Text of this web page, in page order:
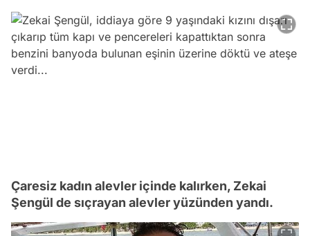
Çaresiz kadın alevler içinde kalırken, Zekai
Şengül de sıçrayan alevler yüzünden yandı.